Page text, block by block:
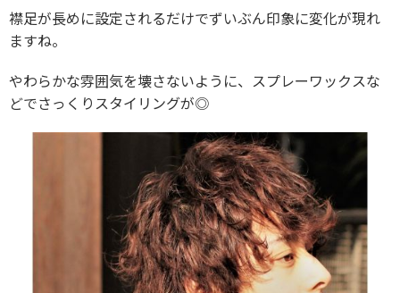
襟足が長めに設定されるだけでずいぶん印象に変化が現れ
ますね。
やわらかな雰囲気を壊さないように、スプレーワックスな
どでさっくりスタイリングが◎